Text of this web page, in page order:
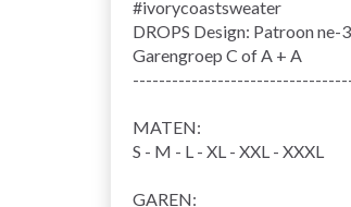
#ivorycoastsweater
DROPS Design: Patroon ne-
Garengroep C of A + A
MATEN:
S - M - L - XL - XXL - XXXL
GAREN: